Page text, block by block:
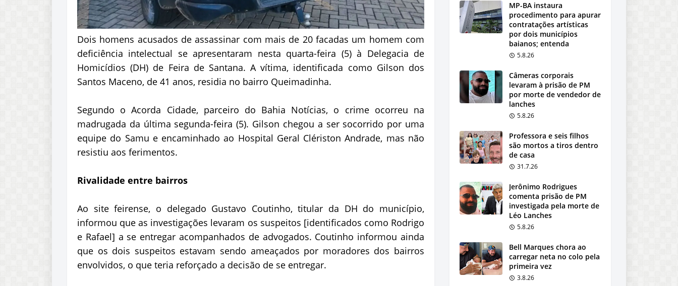
Dois homens acusados de assassinar com mais de 20 facadas um homem com
deficiência intelectual se apresentaram nesta quarta-feira (5) à Delegacia de
Homicídios (DH) de Feira de Santana. A vítima, identificada como Gilson dos
Santos Maceno, de 41 anos, residia no bairro Queimadinha.
Segundo o Acorda Cidade, parceiro do Bahia Notícias, o crime ocorreu na
madrugada da última segunda-feira (5). Gilson chegou a ser socorrido por uma
equipe do Samu e encaminhado ao Hospital Geral Clériston Andrade, mas não
resistiu aos ferimentos.
Rivalidade entre bairros
Ao site feirense, o delegado Gustavo Coutinho, titular da DH do município,
informou que as investigações levaram os suspeitos [identificados como Rodrigo
e Rafael] a se entregar acompanhados de advogados. Coutinho informou ainda
que os dois suspeitos estavam sendo ameaçados por moradores dos bairros
envolvidos, o que teria reforçado a decisão de se entregar.
MP-BA instaura
procedimento para apurar
contratações artísticas
por dois municípios
baianos; entenda
5.8.26
Câmeras corporais
levaram à prisão de PM
por morte de vendedor de
lanches
5.8.26
Professora e seis filhos
são mortos a tiros dentro
de casa
31.7.26
Jerônimo Rodrigues
comenta prisão de PM
investigada pela morte de
Léo Lanches
5.8.26
Bell Marques chora ao
carregar neta no colo pela
primeira vez
3.8.26